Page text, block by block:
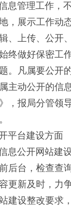
息管理工作，
，展示工作动
、上传、公开
终做好保密工
。凡属要公开
主动公开的信
，报局分管领
平台建设方面
息公开网站建
后台，检查查
更新及时，力
建设整改要求